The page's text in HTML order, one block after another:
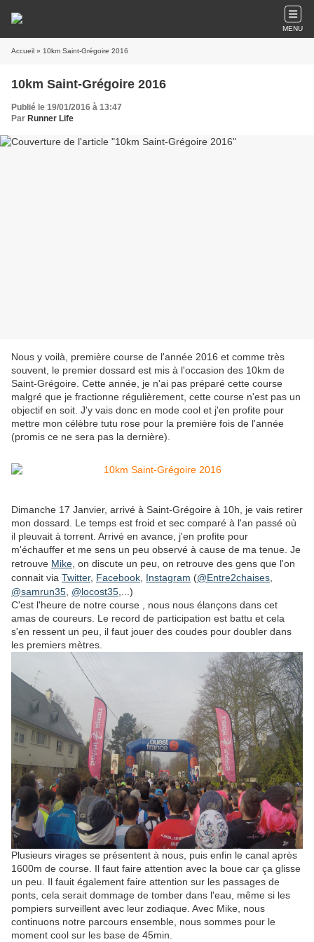
MENU
Accueil » 10km Saint-Grégoire 2016
10km Saint-Grégoire 2016
Publié le 19/01/2016 à 13:47
Par Runner Life
Nous y voilà, première course de l'année 2016 et comme très
souvent, le premier dossard est mis à l'occasion des 10km de
Saint-Grégoire. Cette année, je n'ai pas préparé cette course
malgré que je fractionne régulièrement, cette course n'est pas un
objectif en soit. J'y vais donc en mode cool et j'en profite pour
mettre mon célèbre tutu rose pour la première fois de l'année
(promis ce ne sera pas la dernière).
Dimanche 17 Janvier, arrivé à Saint-Grégoire à 10h, je vais retirer
mon dossard. Le temps est froid et sec comparé à l'an passé où
il pleuvait à torrent. Arrivé en avance, j'en profite pour
m'échauffer et me sens un peu observé à cause de ma tenue. Je
retrouve Mike , on discute un peu, on retrouve des gens que l'on
connait via Twitter, Facebook Instagram (@Entre2chaises
@samrun35 @locost35 ,...)
C'est l'heure de notre course , nous nous élançons dans cet
amas de coureurs. Le record de participation est battu et cela
s'en ressent un peu, il faut jouer des coudes pour doubler dans
les premiers mètres.
Plusieurs virages se présentent à nous, puis enfin le canal après
1600m de course. Il faut faire attention avec la boue car ça glisse
un peu. Il fauit également faire attention sur les passages de
ponts, cela serait dommage de tomber dans l'eau, même si les
pompiers surveillent avec leur zodiaque. Avec Mike, nous
continuons notre parcours ensemble, nous sommes pour le
moment cool sur les base de 45min.